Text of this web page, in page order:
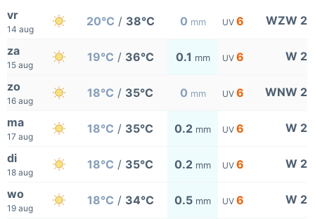
vr
14 aug
20°C / 38°C 0 mm UV 6 WZW 2
za
15 aug
19°C / 36°C 0.1 mm UV 6 W 2
zo
16 aug
18°C / 35°C 0 mm UV 6 WNW 2
ma
17 aug
18°C / 35°C 0.2 mm UV 6 W 2
di
18 aug
18°C / 35°C 0.2 mm UV 6 W 2
wo
19 aug
18°C / 34°C 0.5 mm UV 6 W 2